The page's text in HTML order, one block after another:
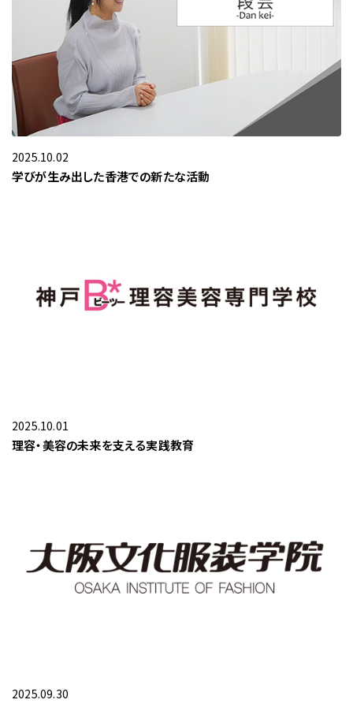
2025.10.02
学びが生み出した香港での新たな活動
2025.10.01
理容・美容の未来を支える実践教育
2025.09.30